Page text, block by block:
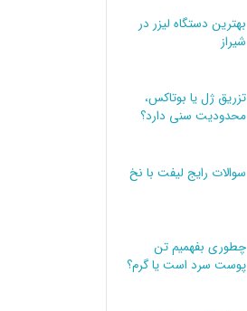
بهترین دستگاه لیزر در
شیراز
تزریق ژل یا بوتاکس،
محدودیت سنی دارد؟
سوالات رایج لیفت با نخ
چطوری بفهمیم تن
پوست سرد است یا گرم؟